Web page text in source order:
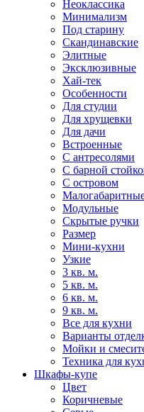
Неоклассика
Минимализм
Под старину
Скандинавские
Элитные
Эксклюзивные
Хай-тек
Особенности
Для студии
Для хрущевки
Для дачи
Встроенные
С антресолями
С барной
С островом
Модульные
Скрытые ручки
Размер
Мини-кухни
Узкие
3 кв. м.
5 кв. м.
6 кв. м.
9 кв. м.
Все для кухни
Варианты
Мойки и
Техника для
Шкафы-купе
Цвет
Коричневые